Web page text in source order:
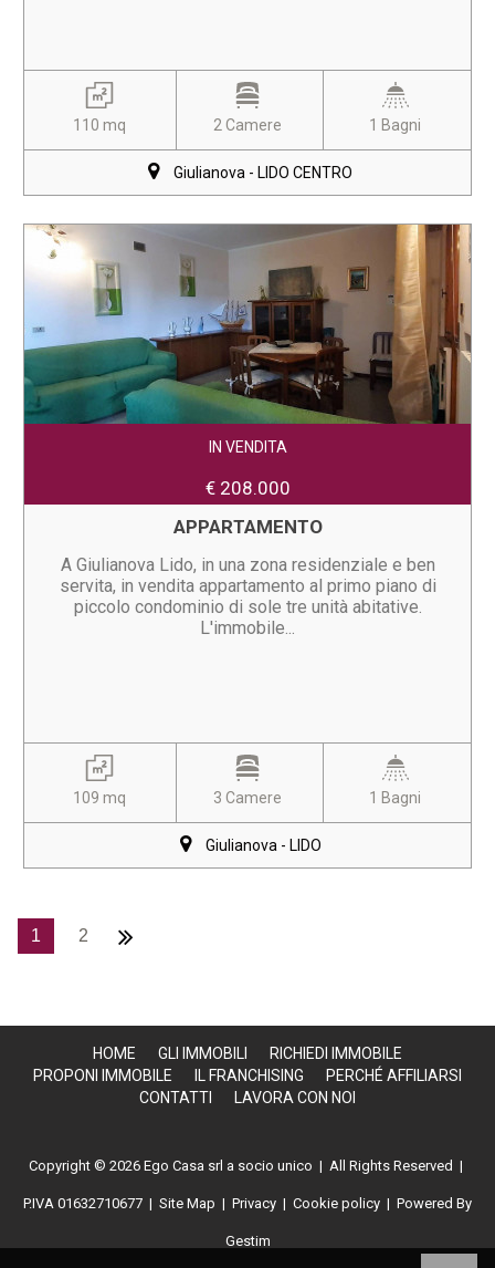
110 mq 2 Camere 1 Bagni
Giulianova - LIDO CENTRO
IN VENDITA
€ 208.000
APPARTAMENTO
A Giulianova Lido, in una zona residenziale e ben
servita, in vendita appartamento al primo piano di
piccolo condominio di sole tre unità abitative.
L'immobile...
109 mq 3 Camere 1 Bagni
Giulianova - LIDO
1 2
HOME GLI IMMOBILI
RICHIEDI IMMOBILE
PROPONI IMMOBILE
IL FRANCHISING
PERCHÉ AFFILIARSI
CONTATTI
LAVORA CON NOI
Copyright © 2026 Ego Casa srl a socio unico | All Rights Reserved |
P.IVA 01632710677 | Site Map | Privacy | Cookie policy | Powered By
Gestim